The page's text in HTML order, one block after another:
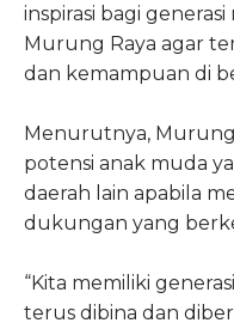
inspirasi bagi
Murung Raya agar
dan kemampuan di
Menurutnya,
potensi anak muda
daerah lain apabila
dukungan yang
“Kita memiliki
terus dibina dan